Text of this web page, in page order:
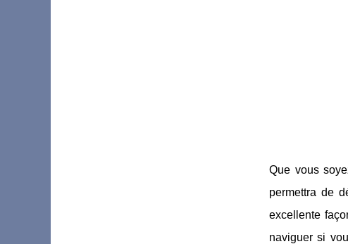
Que vous
permettra de
excellente
naviguer si